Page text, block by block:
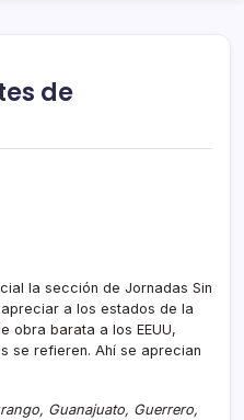
de
la sección de Jornadas Sin
a los estados de la
obra barata a los EEUU,
se refieren. Ahí­ se aprecian
Guanajuato, Guerrero,